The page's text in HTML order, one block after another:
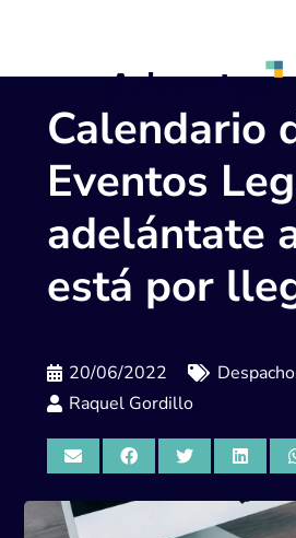
Calendario
Eventos
adelántate
está por
20/06/2022
Raquel Gordillo